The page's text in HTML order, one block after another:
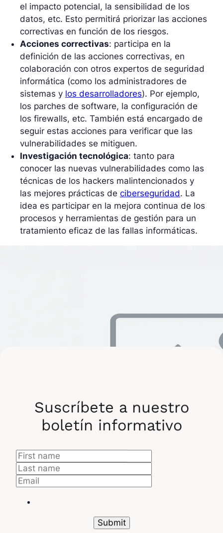
el impacto potencial, la sensibilidad de los
datos, etc. Esto permitirá priorizar las acciones
correctivas en función de los riesgos.
Acciones correctivas: participa en la
definición de las acciones correctivas, en
colaboración con otros expertos de seguridad
informática (como los administradores de
sistemas y los desarrolladores). Por ejemplo,
los parches de software, la configuración de
los firewalls, etc. También está encargado de
seguir estas acciones para verificar que las
vulnerabilidades se mitiguen.
Investigación tecnológica: tanto para
conocer las nuevas vulnerabilidades como las
técnicas de los hackers malintencionados y
las mejores prácticas de ciberseguridad. La
idea es participar en la mejora continua de los
procesos y herramientas de gestión para un
tratamiento eficaz de las fallas informáticas.
Suscríbete a nuestro
boletín informativo